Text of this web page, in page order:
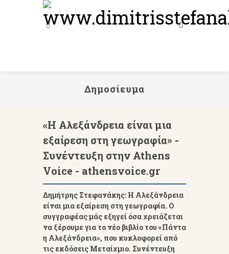
Δημοσίευμα
«Η Αλεξάνδρεια είναι μια
εξαίρεση στη γεωγραφία» -
Συνέντευξη στην Athens
Voice - athensvoice.gr
Δημήτρης Στεφανάκης: Η Αλεξάνδρεια
είναι μια εξαίρεση στη γεωγραφία. Ο
συγγραφέας μάς εξηγεί όσα χρειάζεται
να ξέρουμε για το νέο βιβλίο του «Πάντα
η Αλεξάνδρεια», που κυκλοφορεί από
τις εκδόσεις Μεταίχμιο. Συνέντευξη